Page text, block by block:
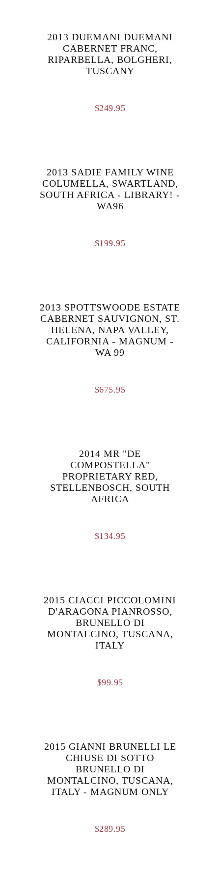
2013 DUEMANI DUEMANI
CABERNET FRANC,
RIPARBELLA, BOLGHERI,
TUSCANY
$249.95
2013 SADIE FAMILY WINE
COLUMELLA, SWARTLAND,
SOUTH AFRICA - LIBRARY! -
WA96
$199.95
2013 SPOTTSWOODE ESTATE
CABERNET SAUVIGNON, ST.
HELENA, NAPA VALLEY,
CALIFORNIA - MAGNUM -
WA 99
$675.95
2014 MR "DE
COMPOSTELLA"
PROPRIETARY RED,
STELLENBOSCH, SOUTH
AFRICA
$134.95
2015 CIACCI PICCOLOMINI
D'ARAGONA PIANROSSO,
BRUNELLO DI
MONTALCINO, TUSCANA,
ITALY
$99.95
2015 GIANNI BRUNELLI LE
CHIUSE DI SOTTO
BRUNELLO DI
MONTALCINO, TUSCANA,
ITALY - MAGNUM ONLY
$289.95